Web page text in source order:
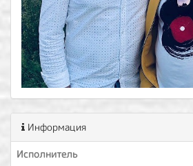
Информация
Исполнитель